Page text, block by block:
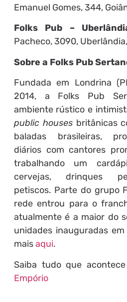
Emanuel Gomes, 344,
Folks Pub –
Pacheco, 3090,
Sobre a Folks Pub
Fundada em Londrina
2014, a Folks Pub
ambiente rústico e
public houses britânicas
baladas brasileiras,
diários com cantores
trabalhando um
cervejas, drinques
petiscos. Parte do grupo
rede entrou para o
atualmente é a maior do
unidades inauguradas
maisaqui.
Saiba tudo que
Empório